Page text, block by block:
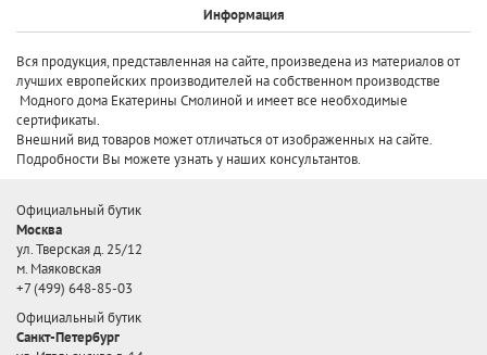
Информация
Вся продукция, представленная на сайте, произведена из материалов от
лучших европейских производителей на собственном производстве
Модного дома Екатерины Смолиной и имеет все необходимые
сертификаты.
Внешний вид товаров может отличаться от изображенных на сайте.
Подробности Вы можете узнать у наших консультантов.
Официальный бутик
Москва
ул. Тверская д. 25/12
м. Маяковская
+7 (499) 648-85-03
Официальный бутик
Санкт-Петербург